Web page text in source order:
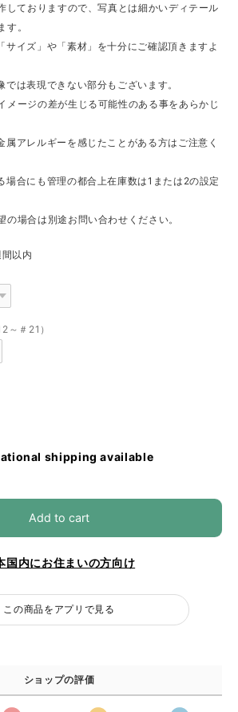
ておりますので、写真とは細かいディテール
す。
イズ」や「素材」を十分にご確認頂きますよ
は表現できない部分もございます。
メージの差が生じる可能性のある事をあらかじ
アレルギーを感じたことがある方はご注意く
合にも管理の都合上在庫数は1または2の設定
の場合は別途お問い合わせください。
以内
～＃21）
shipping available
Add to cart
国内にお住まいの方向け
この商品をアプリで見る
ショップの評価